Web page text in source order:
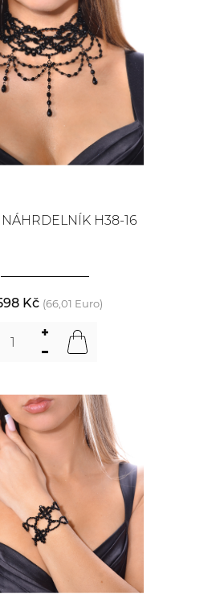
H38-16
Kč (66,01 Euro)